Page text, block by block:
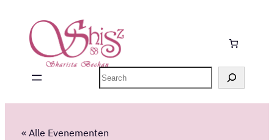
Zoeken
« Alle Evenementen